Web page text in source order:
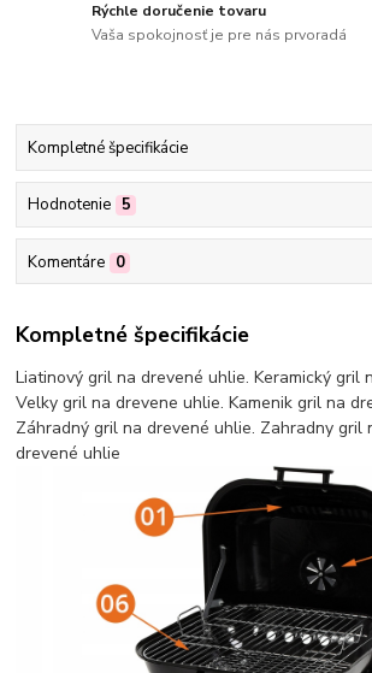
Rýchle doručenie tovaru
Vaša spokojnosť je pre nás prvoradá
Kompletné špecifikácie
Hodnotenie 5
Komentáre 0
Kompletné špecifikácie
Liatinový gril na drevené uhlie. Keramický gril
Velky gril na drevene uhlie. Kamenik gril na
Záhradný gril na drevené uhlie. Zahradny gril
drevené uhlie